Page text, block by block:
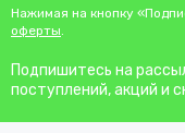
Нажимая на кнопку
оферты.
Подпишитесь на
поступлений, акций и